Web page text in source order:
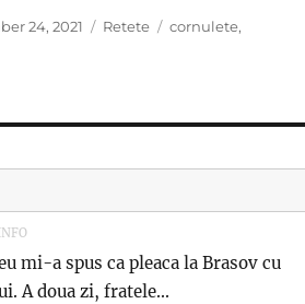
24, 2021 Categories
Retete Tags
cornulete,
mi-a spus ca pleaca la Brasov cu
A doua zi, fratele...